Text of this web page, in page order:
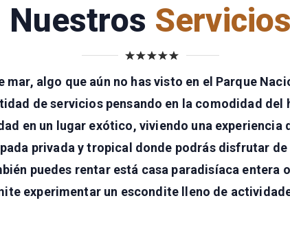
Nuestros Servicios
mar, algo que aún no has visto en el Parque
de servicios pensando en la comodidad del
en un lugar exótico, viviendo una experiencia
privada y tropical donde podrás disfrutar
puedes rentar está casa paradisíaca
experimentar un escondite lleno de